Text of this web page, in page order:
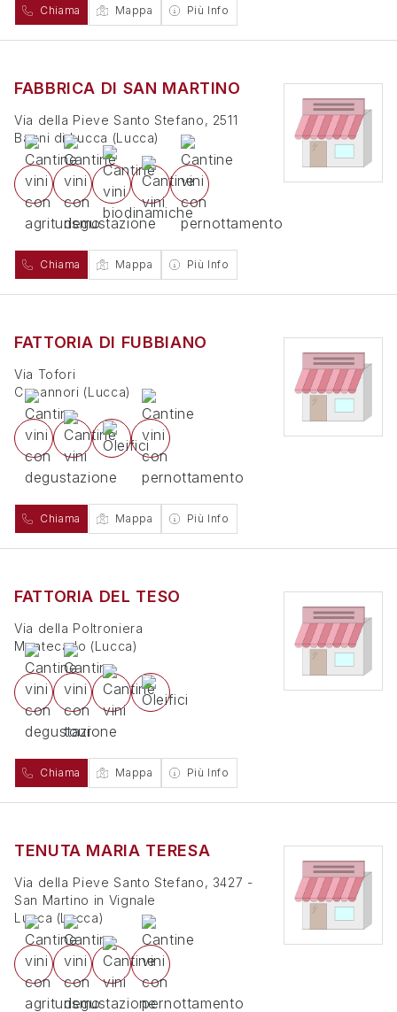
Chiama Mappa Più Info
FABBRICA DI SAN MARTINO
Via della Pieve Santo Stefano, 2511
Bagni di Lucca (Lucca)
Chiama Mappa Più Info
FATTORIA DI FUBBIANO
Via Tofori
Capannori (Lucca)
Chiama Mappa Più Info
FATTORIA DEL TESO
Via della Poltroniera
Montecarlo (Lucca)
Chiama Mappa Più Info
TENUTA MARIA TERESA
Via della Pieve Santo Stefano, 3427 -
San Martino in Vignale
Lucca (Lucca)